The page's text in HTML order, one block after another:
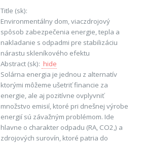
Title (sk):
Environmentálny dom, viaczdrojový
spôsob zabezpečenia energie, tepla a
nakladanie s odpadmi pre stabilizáciu
nárastu skleníkového efektu
Abstract (sk): hide
Solárna energia je jednou z alternatív
ktorými môžeme ušetriť financie za
energie, ale aj pozitívne ovplyvniť
množstvo emisií, ktoré pri dnešnej výrobe
energií sú závažným problémom. Ide
hlavne o charakter odpadu (RA, CO2,) a
zdrojových surovín, ktoré patria do